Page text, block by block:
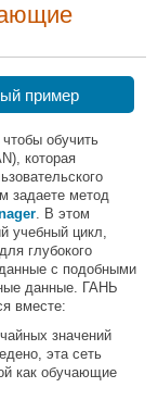
пример
обучить
которая
задаете метод
. В этом
учебный цикл,
глубокого
с подобными
данные. ГАНЬ
вместе:
значений
эта сеть
как обучающие